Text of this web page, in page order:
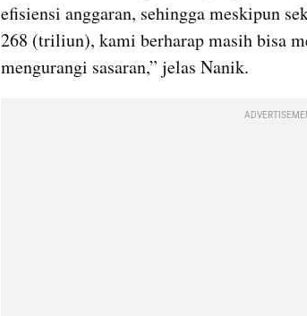
efisiensi anggaran, sehingga meskipun
268 (triliun), kami berharap masih bisa
mengurangi sasaran,” jelas Nanik.